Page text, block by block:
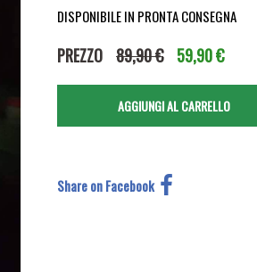
DISPONIBILE IN PRONTA CONSEGNA
PREZZO 89,90 € 59,90 €
Share on Facebook